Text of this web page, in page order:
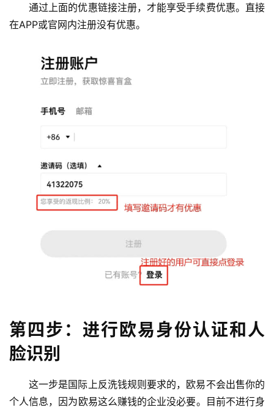
通过上面的优惠链接注册，才能享受手续费优惠。直接
在APP或官网内注册没有优惠。
第四步：进行欧易身份认证和人
脸识别
这一步是国际上反洗钱规则要求的，欧易不会出售你的
个人信息，因为欧易这么赚钱的企业没必要。目前不进行身